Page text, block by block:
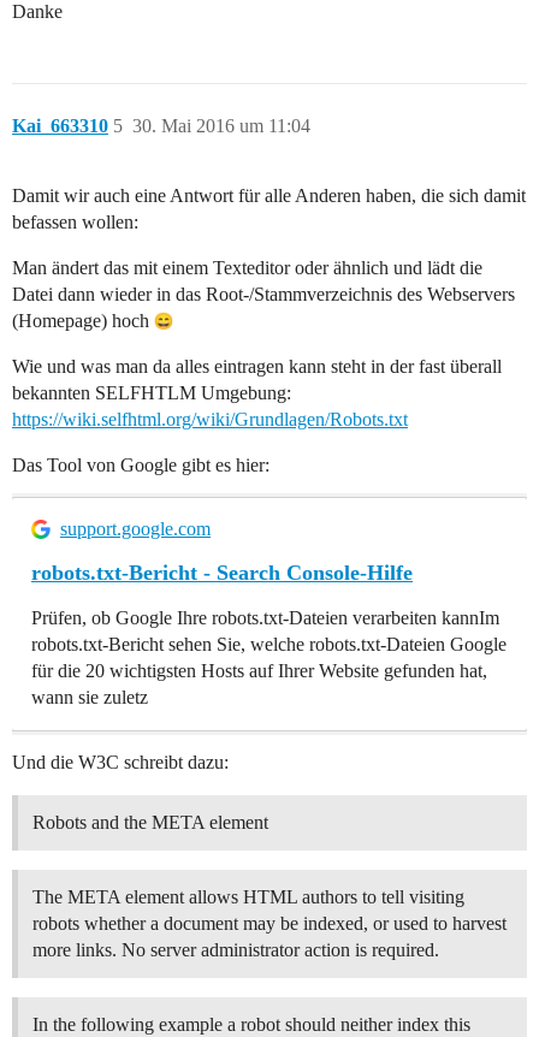
Danke
Kai_663310 30. Mai 2016 um 11:04
5
Damit wir auch eine Antwort für alle Anderen haben, die sich damit
befassen wollen:
Man ändert das mit einem Texteditor oder ähnlich und lädt die
Datei dann wieder in das Root-/Stammverzeichnis des Webservers
(Homepage) hoch
Wie und was man da alles eintragen kann steht in der fast überall
bekannten SELFHTLM Umgebung:
https://wiki.selfhtml.org/wiki/Grundlagen/Robots.txt
Das Tool von Google gibt es hier:
support.google.com
​robots.txt-Bericht - Search Console-Hilfe
Prüfen, ob Google Ihre robots.txt-Dateien verarbeiten kannIm
robots.txt-Bericht sehen Sie, welche robots.txt-Dateien Google
für die 20 wichtigsten Hosts auf Ihrer Website gefunden hat,
wann sie zuletz
Und die W3C schreibt dazu:
Robots and the META element
The META element allows HTML authors to tell visiting
robots whether a document may be indexed, or used to harvest
more links. No server administrator action is required.
In the following example a robot should neither index this